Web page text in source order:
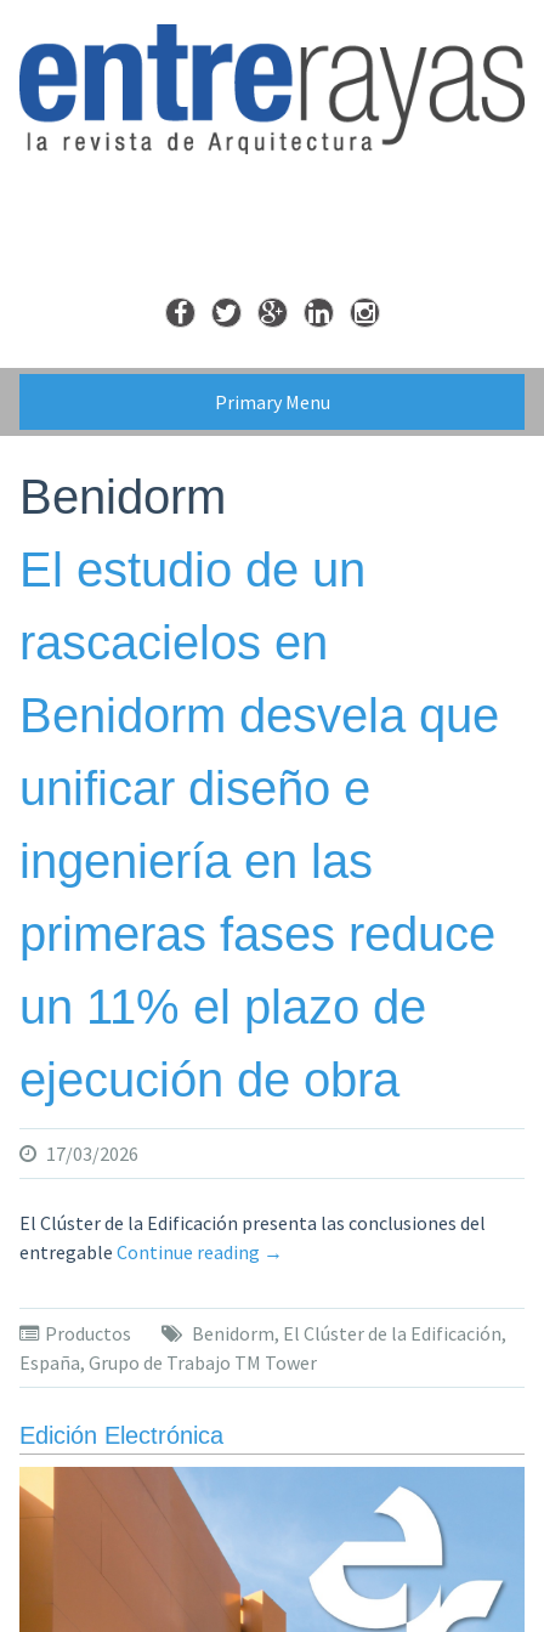
content
Primary Menu
Benidorm
El estudio de un
rascacielos en
Benidorm desvela que
unificar diseño e
ingeniería en las
primeras fases reduce
un 11% el plazo de
ejecución de obra
17/03/2026
El Clúster de la Edificación presenta las conclusiones del
entregable Continue reading «El
de
un
rascacielos
desvela
ingeniería
→
Productos Benidorm, El Clúster de la Edificación,
España, Grupo de Trabajo TM Tower
Edición Electrónica